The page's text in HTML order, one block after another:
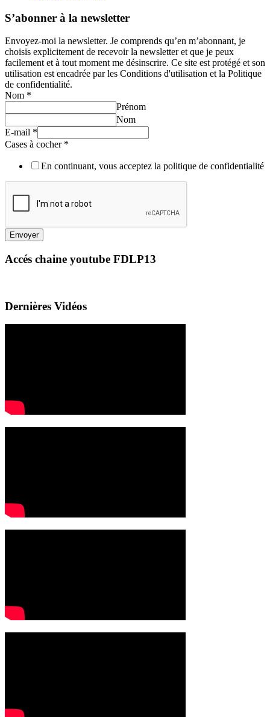
S’abonner à la newsletter
Envoyez-moi la newsletter. Je comprends qu’en m’abonnant, je
choisis explicitement de recevoir la newsletter et que je peux
facilement et à tout moment me désinscrire. Ce site est protégé et son
utilisation est encadrée par les Conditions d'utilisation et la Politique
de confidentialité.
Nom *
Prénom
Nom
E-mail *
Cases à cocher *
En continuant, vous acceptez la politique de confidentialité
Envoyer
Accés chaine youtube FDLP13
Dernières Vidéos